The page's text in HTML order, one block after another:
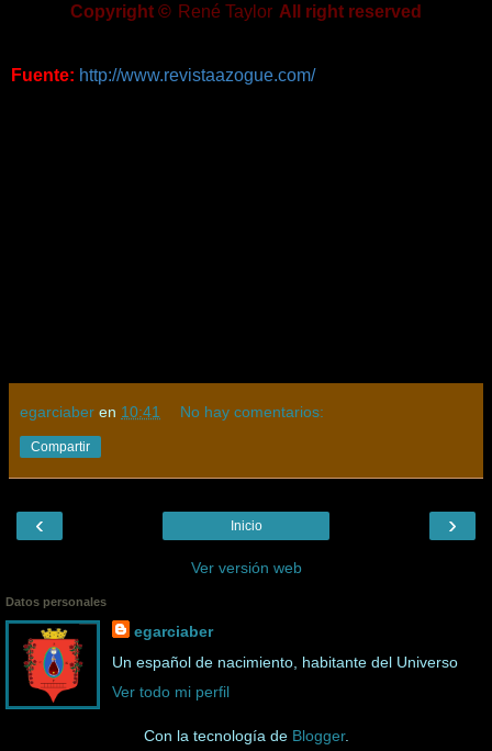
Copyright © René Taylor All right reserved
Fuente: http://www.revistaazogue.com/
egarciaber en 10:41 No hay comentarios:
Compartir
‹ ›
Inicio
Ver versión web
Datos personales
egarciaber
Un español de nacimiento, habitante del Universo
Ver todo mi perfil
Con la tecnología de Blogger.